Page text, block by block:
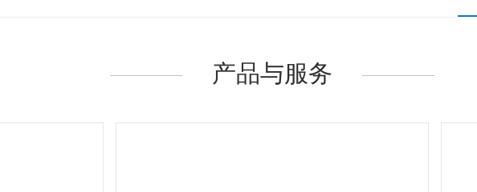
产品与服务